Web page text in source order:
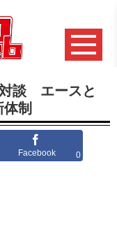
談 エースと
制
Facebook 0